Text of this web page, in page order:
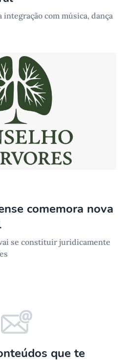
com música, dança
comemora nova
se constituir juridicamente
que te